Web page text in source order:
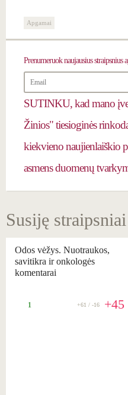
Apgamai
Prenumeruoknaujausius straipsnius
SUTINKU, kad mano
Žinios" tiesioginės
kiekvieno naujienlaiškio
asmens duomenų
Susiję straipsniai
Odos vėžys. Nuotraukos,
savitikra ir onkologės
komentarai
1 +61 / -16 +45